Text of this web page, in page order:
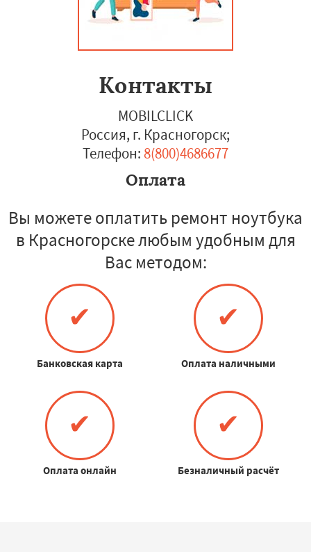
Контакты
MOBILCLICK
Россия, г. Красногорск;
Телефон: 8(800)4686677
Оплата
Вы можете оплатить ремонт ноутбука
в Красногорске любым удобным для
Вас методом:
✔
Банковская карта
✔
Оплата наличными
✔
Оплата онлайн
✔
Безналичный расчёт